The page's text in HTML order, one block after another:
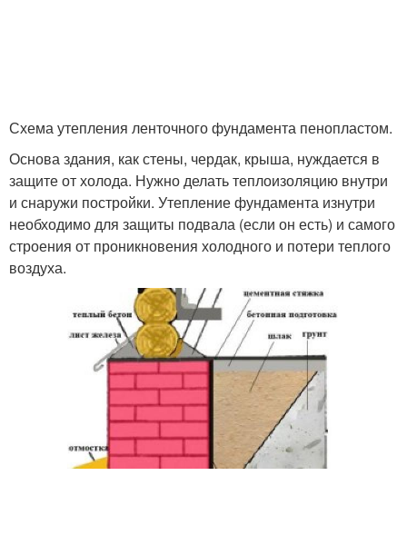
Схема утепления ленточного фундамента пенопластом.
Основа здания, как стены, чердак, крыша, нуждается в
защите от холода. Нужно делать теплоизоляцию внутри
и снаружи постройки. Утепление фундамента изнутри
необходимо для защиты подвала (если он есть) и самого
строения от проникновения холодного и потери теплого
воздуха.